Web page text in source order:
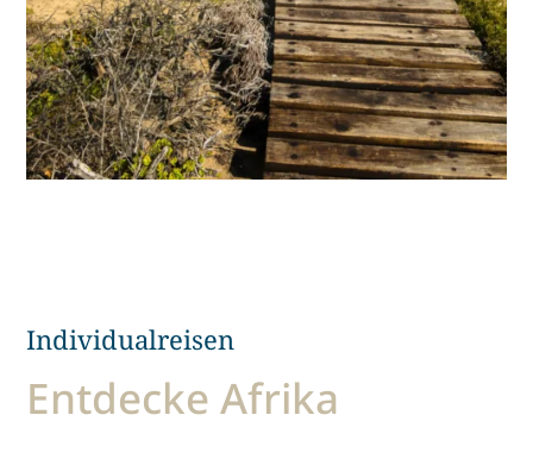
Individualreisen
Entdecke Afrika